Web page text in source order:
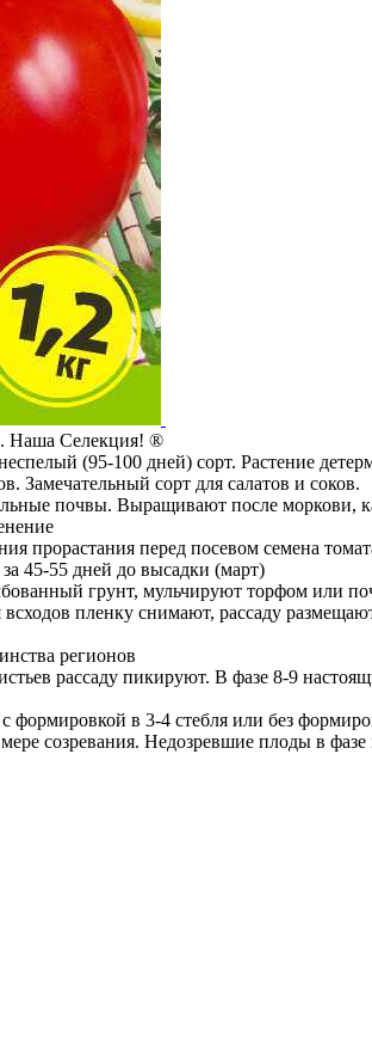
Наша Селекция! ®
(95-100 дней) сорт. Растение
Замечательный сорт для салатов и соков.
почвы. Выращивают после моркови,
прорастания перед посевом семена
45-55 дней до высадки (март)
грунт, мульчируют торфом или
пленку снимают, рассаду
регионов
рассаду пикируют. В фазе 8-9
в 3-4 стебля или без
созревания. Недозревшие плоды в